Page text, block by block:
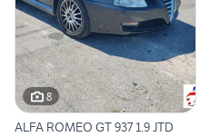
8
ALFA ROMEO GT 937 1.9 JTD